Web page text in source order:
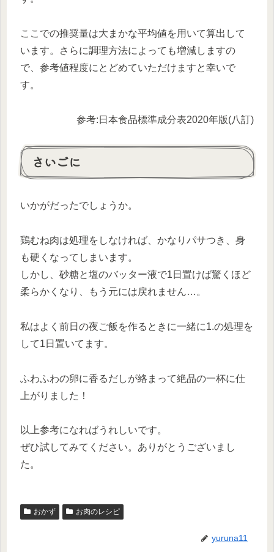
ここでの推奨量は大まかな平均値を用いて算出して
います。さらに調理方法によっても増減しますの
で、参考値程度にとどめていただけますと幸いで
す。
参考:日本食品標準成分表2020年版(八訂)
さいごに
いかがだったでしょうか。
鶏むね肉は処理をしなければ、かなりパサつき、身
も硬くなってしまいます。
しかし、砂糖と塩のバッター液で1日置けば驚くほど
柔らかくなり、もう元には戻れません…。
私はよく前日の夜ご飯を作るときに一緒に1.の処理を
して1日置いてます。
ふわふわの卵に香るだしが絡まって絶品の一杯に仕
上がりました！
以上参考になればうれしいです。
ぜひ試してみてください。ありがとうございまし
た。
おかず お肉のレシピ
yuruna11